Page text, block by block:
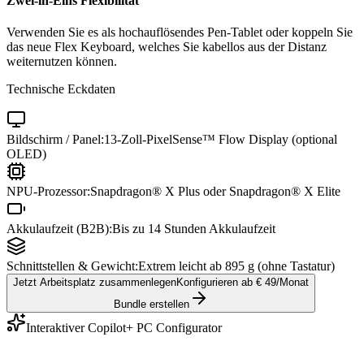
Verwenden Sie es als hochauflösendes Pen-Tablet oder koppeln Sie
das neue Flex Keyboard, welches Sie kabellos aus der Distanz
weiternutzen können.
Technische Eckdaten
Bildschirm / Panel:13-Zoll-PixelSense™ Flow Display (optional
OLED)
NPU-Prozessor:Snapdragon® X Plus oder Snapdragon® X Elite
Akkulaufzeit (B2B):Bis zu 14 Stunden Akkulaufzeit
Schnittstellen & Gewicht:Extrem leicht ab 895 g (ohne Tastatur)
Jetzt Arbeitsplatz zusammenlegenKonfigurieren ab € 49/Monat
Bundle erstellen
Interaktiver Copilot+ PC Configurator